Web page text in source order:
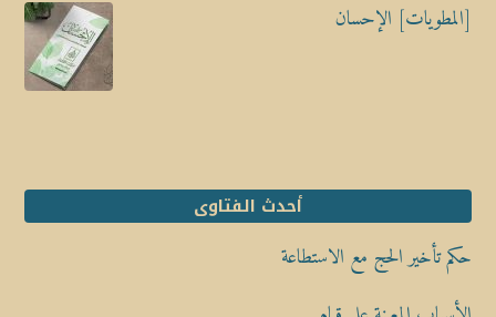
[المطويات] الإحسان
أحدث الفتاوى
حكم تأخير الحج مع الاستطاعة